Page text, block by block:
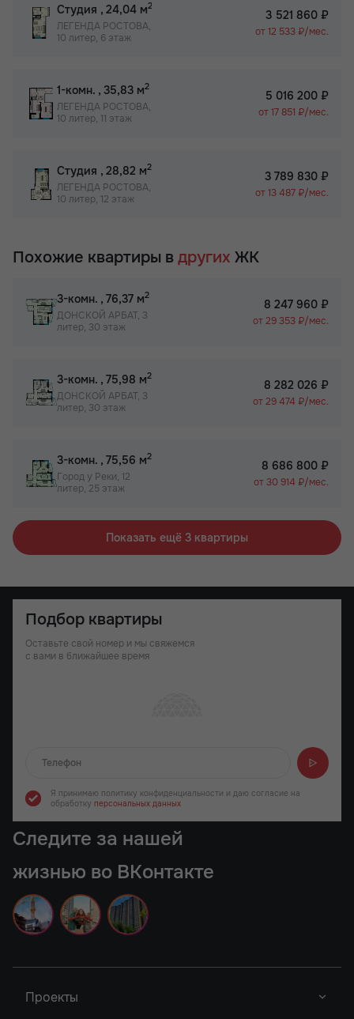
Студия , 24,04 м2
ЛЕГЕНДА РОСТОВА,
10 литер, 6 этаж
3 521 860 ₽
от 12 533 ₽/мес.
1-комн. , 35,83 м2
ЛЕГЕНДА РОСТОВА,
10 литер, 11 этаж
5 016 200 ₽
от 17 851 ₽/мес.
Студия , 28,82 м2
ЛЕГЕНДА РОСТОВА,
10 литер, 12 этаж
3 789 830 ₽
от 13 487 ₽/мес.
Похожие квартиры в других ЖК
3-комн. , 76,37 м2
ДОНСКОЙ АРБАТ, 3
литер, 30 этаж
8 247 960 ₽
от 29 353 ₽/мес.
3-комн. , 75,98 м2
ДОНСКОЙ АРБАТ, 3
литер, 30 этаж
8 282 026 ₽
от 29 474 ₽/мес.
3-комн. , 75,56 м2
Город у Реки, 12
литер, 25 этаж
8 686 800 ₽
от 30 914 ₽/мес.
Показать ещё 3 квартиры
Подбор квартиры
Оставьте свой номер и мы свяжемся
с вами в ближайшее время
Я принимаю политику конфиденциальности и даю согласие на
обработку персональных данных
Следите за нашей
жизнью во ВКонтакте
Проекты